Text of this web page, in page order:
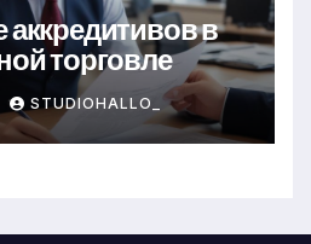
в
торговле
STUDIOHALLO_